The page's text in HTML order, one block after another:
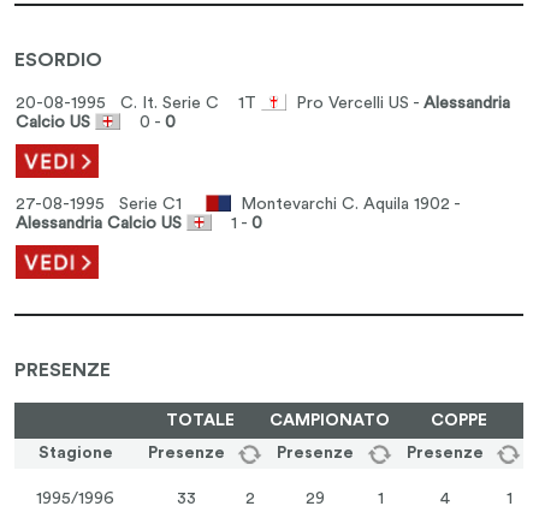
ESORDIO
20-08-1995 C. It. Serie C 1T Pro Vercelli US -Alessandria
Calcio US
0 -0
27-08-1995 Serie C1
Montevarchi C. Aquila 1902 -
Alessandria Calcio US
1 -0
PRESENZE
TOTALE CAMPIONATO
COPPE
Stagione
Presenze Presenze Presenze
1995/1996 33 2 29 1 4 1